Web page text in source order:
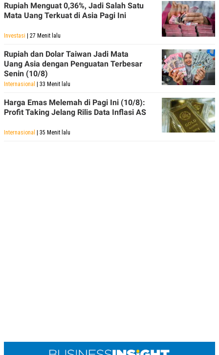
Rupiah Menguat 0,36%, Jadi Salah Satu
Mata Uang Terkuat di Asia Pagi Ini
Investasi | 27 Menit lalu
Rupiah dan Dolar Taiwan Jadi Mata
Uang Asia dengan Penguatan Terbesar
Senin (10/8)
Internasional | 33 Menit lalu
Harga Emas Melemah di Pagi Ini (10/8):
Profit Taking Jelang Rilis Data Inflasi AS
Internasional | 35 Menit lalu